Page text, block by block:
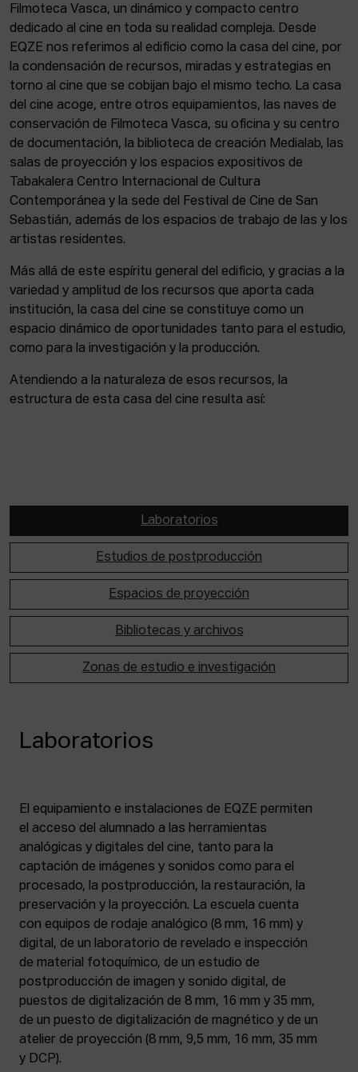
Filmoteca Vasca, un dinámico y compacto centro
dedicado al cine en toda su realidad compleja. Desde
EQZE nos referimos al edificio como la casa del cine, por
la condensación de recursos, miradas y estrategias en
torno al cine que se cobijan bajo el mismo techo. La casa
del cine acoge, entre otros equipamientos, las naves de
conservación de Filmoteca Vasca, su oficina y su centro
de documentación, la biblioteca de creación Medialab, las
salas de proyección y los espacios expositivos de
Tabakalera Centro Internacional de Cultura
Contemporánea y la sede del Festival de Cine de San
Sebastián, además de los espacios de trabajo de las y los
artistas residentes.
Más allá de este espíritu general del edificio, y gracias a la
variedad y amplitud de los recursos que aporta cada
institución, la casa del cine se constituye como un
espacio dinámico de oportunidades tanto para el estudio,
como para la investigación y la producción.
Atendiendo a la naturaleza de esos recursos, la
estructura de esta casa del cine resulta así:
Laboratorios
Estudios de postproducción
Espacios de proyección
Bibliotecas y archivos
Zonas de estudio e investigación
Laboratorios
El equipamiento e instalaciones de EQZE permiten
el acceso del alumnado a las herramientas
analógicas y digitales del cine, tanto para la
captación de imágenes y sonidos como para el
procesado, la postproducción, la restauración, la
preservación y la proyección. La escuela cuenta
con equipos de rodaje analógico (8 mm, 16 mm) y
digital, de un laboratorio de revelado e inspección
de material fotoquímico, de un estudio de
postproducción de imagen y sonido digital, de
puestos de digitalización de 8 mm, 16 mm y 35 mm,
de un puesto de digitalización de magnético y de un
atelier de proyección (8 mm, 9,5 mm, 16 mm, 35 mm
y DCP).